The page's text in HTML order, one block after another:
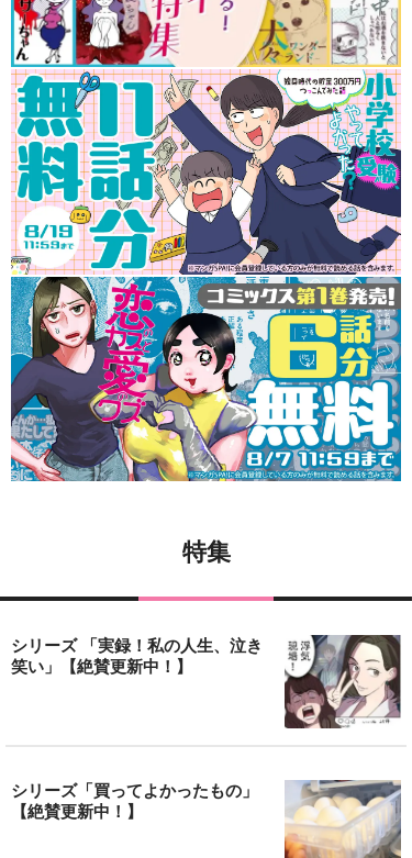
特集
シリーズ 「実録！私の人生、泣き
笑い」【絶賛更新中！】
シリーズ「買ってよかったもの」
【絶賛更新中！】